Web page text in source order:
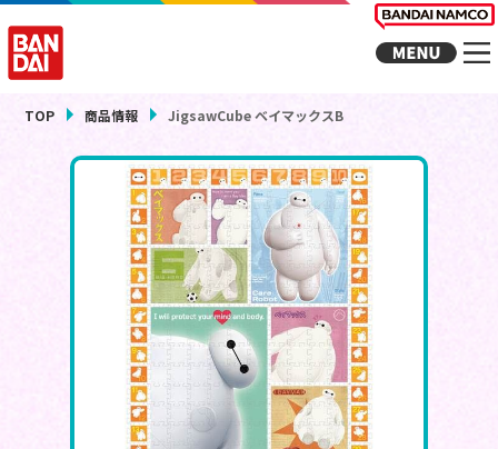
TOP 商品情報 JigsawCube ベイマックスB